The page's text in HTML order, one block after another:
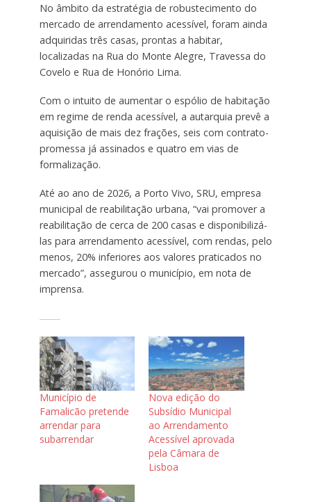
No âmbito da estratégia de robustecimento do
mercado de arrendamento acessível, foram ainda
adquiridas três casas, prontas a habitar,
localizadas na Rua do Monte Alegre, Travessa do
Covelo e Rua de Honório Lima.
Com o intuito de aumentar o espólio de habitação
em regime de renda acessível, a autarquia prevê a
aquisição de mais dez frações, seis com contrato-
promessa já assinados e quatro em vias de
formalização.
Até ao ano de 2026, a Porto Vivo, SRU, empresa
municipal de reabilitação urbana, “vai promover a
reabilitação de cerca de 200 casas e disponibilizá-
las para arrendamento acessível, com rendas, pelo
menos, 20% inferiores aos valores praticados no
mercado”, assegurou o município, em nota de
imprensa.
Município de
Famalicão pretende
arrendar para
subarrendar
Nova edição do
Subsídio Municipal
ao Arrendamento
Acessível aprovada
pela Câmara de
Lisboa